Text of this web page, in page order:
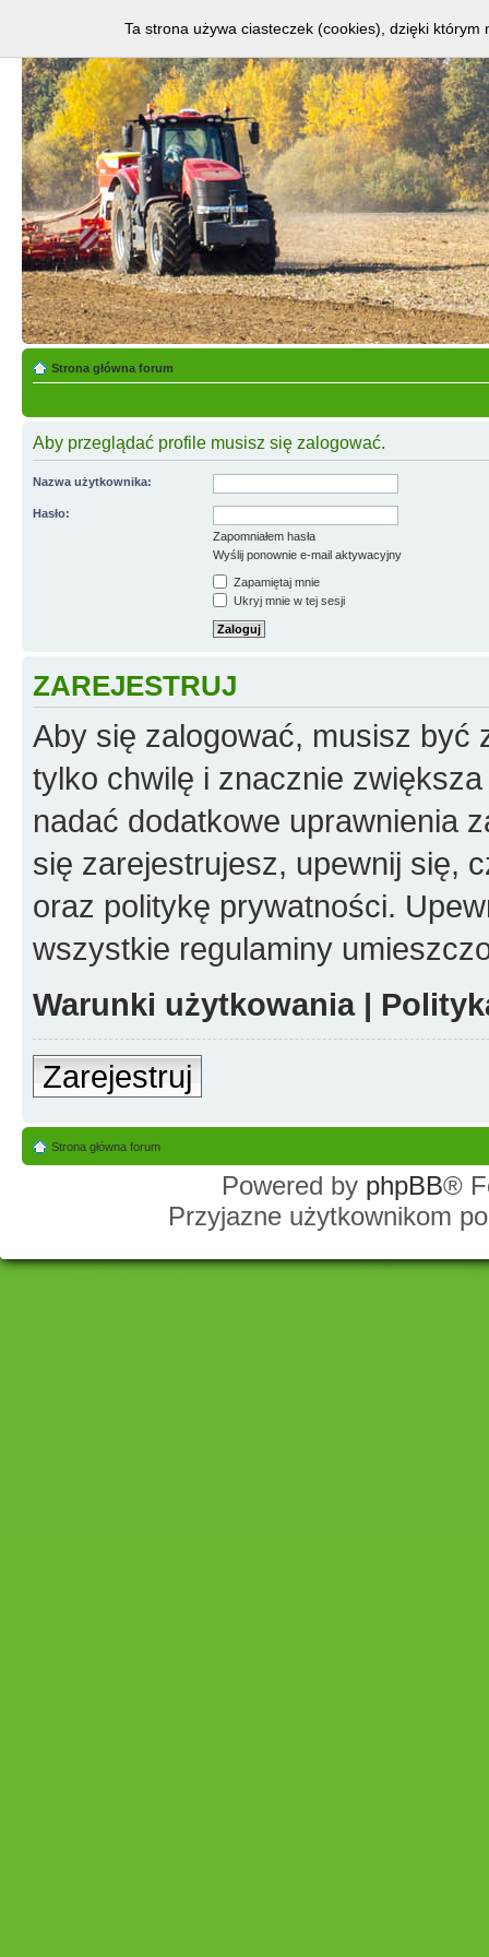
Strona główna forum
Aby przeglądać profile musisz się zalogować.
Nazwa użytkownika:
Hasło:
Zapomniałem hasła
Wyślij ponownie e-mail aktywacyjny
Zapamiętaj mnie
Ukryj mnie w tej sesji
ZAREJESTRUJ
Aby się zalogować, musisz być
tylko chwilę i znacznie
nadać dodatkowe uprawnienia
się zarejestrujesz, upewnij się,
oraz politykę prywatności.
wszystkie regulaminy
Warunki użytkowania|
Zarejestruj
Strona główna forum
Powered by phpBB®
Przyjazne użytkownikom
Ta strona używa ciasteczek (cookies), dzięki którym